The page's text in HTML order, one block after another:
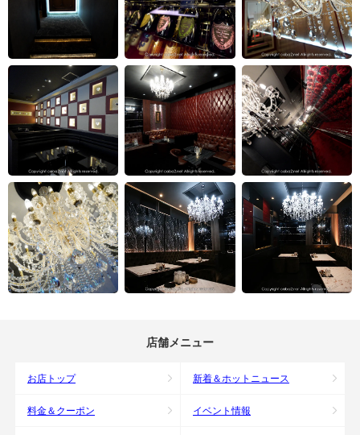
店舗メニュー
お店トップ 新着＆ホットニュース
料金＆クーポン イベント情報